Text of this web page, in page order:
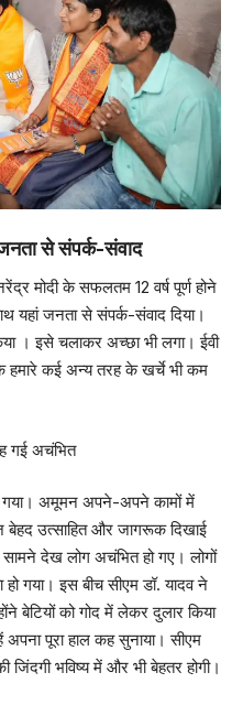
से संपर्क-संवाद
मोदी के सफलतम 12 वर्ष पूर्ण होने
यहां जनता से संपर्क-संवाद दिया।
। इसे चलाकर अच्छा भी लगा। ईवी
हमारे कई अन्य तरह के खर्चे भी कम
गई अचंभित
गया। अमूमन अपने-अपने कामों में
उत्साहित और जागरूक दिखाई
देख लोग अचंभित हो गए। लोगों
गया। इस बीच सीएम डॉ. यादव ने
बेटियों को गोद में लेकर दुलार किया
पूरा हाल कह सुनाया। सीएम
जिंदगी भविष्य में और भी बेहतर होगी।